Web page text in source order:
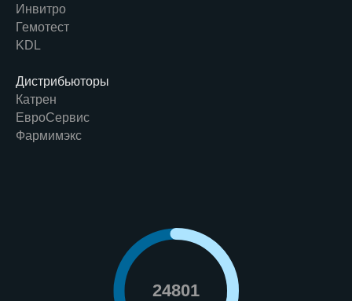
Инвитро
Гемотест
KDL
Дистрибьюторы
Катрен
ЕвроСервис
Фармимэкс
24801